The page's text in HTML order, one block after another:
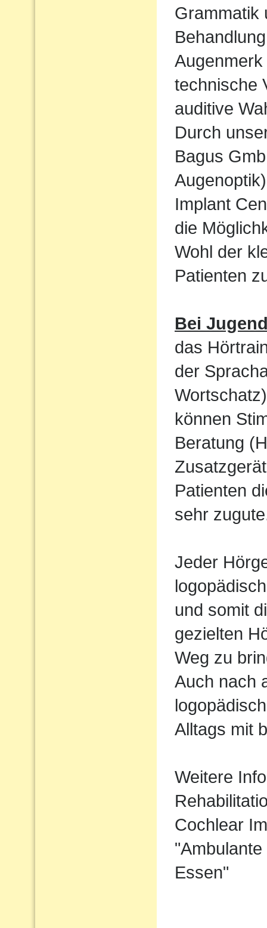
Grammatik
technische
auditive
Durch
Bagus
Implant
die
Wohl der
Patienten
Bei
das
der
können
Beratung
Patienten
sehr
Jeder
und somit
gezielten
Weg zu
Auch nach
Alltags mit
Weitere
Cochlear
Essen"